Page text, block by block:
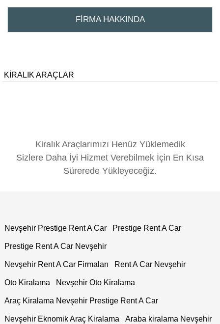
FİRMA HAKKINDA
KİRALIK ARAÇLAR
Kiralık Araçlarımızı Henüz Yüklemedik
Sizlere Daha İyi Hizmet Verebilmek İçin En Kısa
Sürerede Yükleyeceğiz.
Nevşehir Prestige Rent A Car Prestige Rent A Car
Prestige Rent A Car Nevşehir
Nevşehir Rent A Car Firmaları Rent A Car Nevşehir
Oto Kiralama Nevşehir Oto Kiralama
Araç Kiralama Nevşehir Prestige Rent A Car
Nevşehir Eknomik Araç Kiralama Araba kiralama Nevşehir